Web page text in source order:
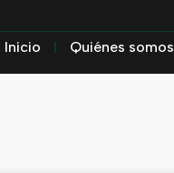
Inicio Quiénes somos